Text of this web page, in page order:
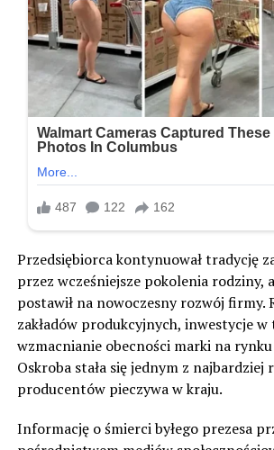
Przedsiębiorca kontynuował tradycję
przez wcześniejsze pokolenia rodziny,
postawił na nowoczesny rozwój firmy.
zakładów produkcyjnych, inwestycje
wzmacnianie obecności marki na rynku
Oskroba stała się jednym z
producentów pieczywa w kraju.
Informację o śmierci byłego prezesa